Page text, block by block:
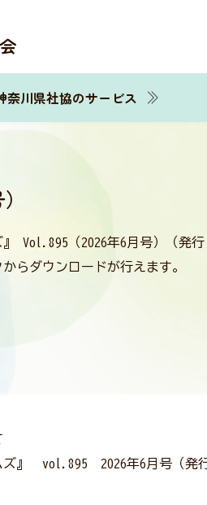
奈川県社協のサービス
Vol.895（2026年6月号）（発
らダウンロードが行えます。
』 vol.895 2026年6月号（発